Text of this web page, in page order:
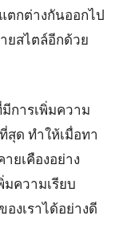
ตกต่างกันออกไป
ยสไตล์อีกด้วย
การเพิ่มความ
ด ทำให้เมื่อทา
ยเคืองอย่าง
ความเรียบ
งเราได้อย่างดี